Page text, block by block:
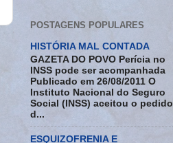
POSTAGENS POPULARES
HISTÓRIA MAL CONTADA
GAZETA DO POVO Perícia no
INSS pode ser acompanhada
Publicado em 26/08/2011 O
Instituto Nacional do Seguro
Social (INSS) aceitou o pedido
d...
ESQUIZOFRENIA E